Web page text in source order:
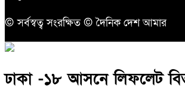
© সর্বস্বত্ব সংরক্ষিত © দৈনিক দেশ আমার
ঢাকা -১৮ আসনে লিফলেট